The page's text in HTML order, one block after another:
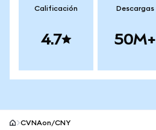
Calificación
4.7
Descargas
50M+
CVNAon/CNY